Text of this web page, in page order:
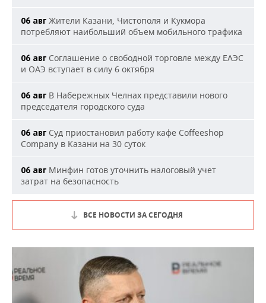
06 авг Жители Казани, Чистополя и Кукмора
потребляют наибольший объем мобильного трафика
06 авг Соглашение о свободной торговле между ЕАЭС
и ОАЭ вступает в силу 6 октября
06 авг В Набережных Челнах представили нового
председателя городского суда
06 авг Суд приостановил работу кафе Coffeeshop
Company в Казани на 30 суток
06 авг Минфин готов уточнить налоговый учет
затрат на безопасность
ВСЕ НОВОСТИ ЗА СЕГОДНЯ